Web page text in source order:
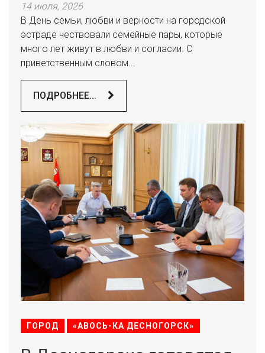
14 июля, 2026
В День семьи, любви и верности на городской
эстраде чествовали семейные пары, которые
много лет живут в любви и согласии. С
приветственным словом...
ПОДРОБНЕЕ...
ГОРОД «АВОСЬ-КА ДЕСНОГОРСК»